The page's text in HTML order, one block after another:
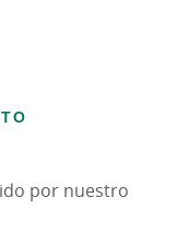
por nuestro